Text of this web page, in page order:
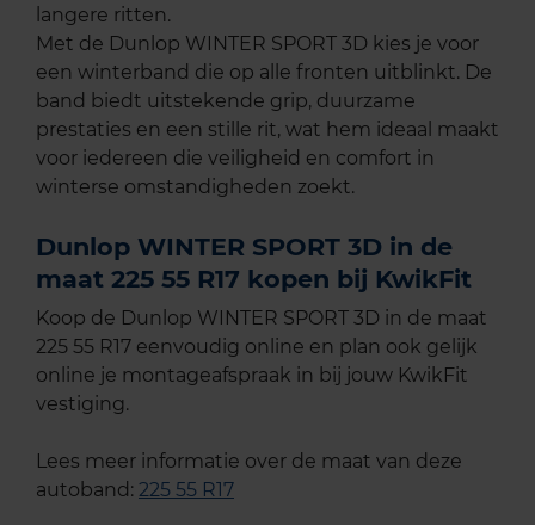
langere ritten.
Met de Dunlop WINTER SPORT 3D kies je voor
een winterband die op alle fronten uitblinkt. De
band biedt uitstekende grip, duurzame
prestaties en een stille rit, wat hem ideaal maakt
voor iedereen die veiligheid en comfort in
winterse omstandigheden zoekt.
Dunlop WINTER SPORT 3D in de
maat 225 55 R17 kopen bij KwikFit
Koop de Dunlop WINTER SPORT 3D in de maat
225 55 R17 eenvoudig online en plan ook gelijk
online je montageafspraak in bij jouw KwikFit
vestiging.
Lees meer informatie over de maat van deze
autoband: 225 55 R17